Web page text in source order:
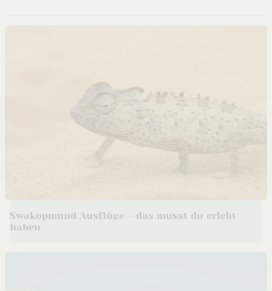
Swakopmund Ausflüge – das musst du erlebt
haben